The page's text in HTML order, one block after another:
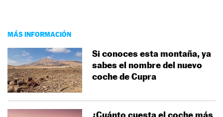
MÁS INFORMACIÓN
Si conoces esta montaña, ya
sabes el nombre del nuevo
coche de Cupra
¿Cuánto cuesta el coche más